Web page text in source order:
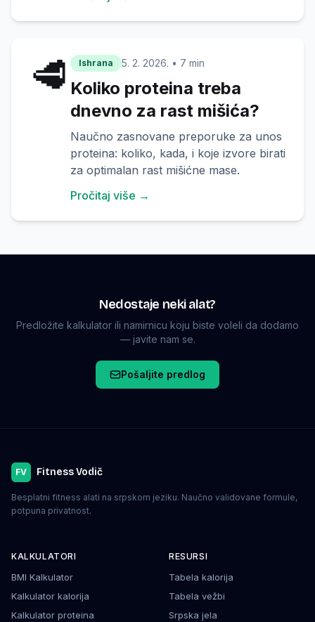
🥩 Ishrana 5. 2. 2026. • 7 min
Koliko proteina treba
dnevno za rast mišića?
Naučno zasnovane preporuke za unos
proteina: koliko, kada, i koje izvore birati
za optimalan rast mišićne mase.
Pročitaj više →
Nedostaje neki alat?
Predložite kalkulator ili namirnicu koju biste voleli da dodamo
— javite nam se.
Pošaljite predlog
FV Fitness Vodič
Besplatni fitness alati na srpskom jeziku. Naučno validovane formule,
potpuna privatnost.
KALKULATORI
BMI Kalkulator
Kalkulator kalorija
Kalkulator proteina
RESURSI
Tabela kalorija
Tabela vežbi
Srpska jela